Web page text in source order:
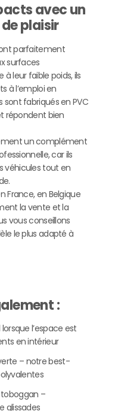
avec un
plaisir
parfaitement
surfaces
leur faible poids, ils
à l’emploi en
fabriqués en PVC
répondent bien
un complément
car ils
véhicules tout en
France, en Belgique
la vente et la
vous conseillons
le plus adapté à
:
l’espace est
en intérieur
– notre best-
–
glissades